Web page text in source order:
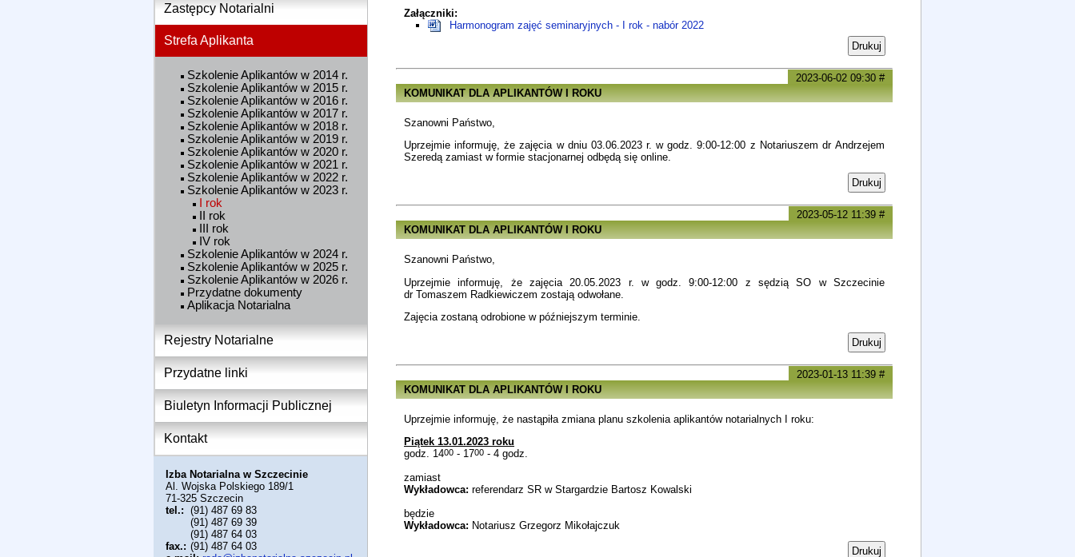
Zastępcy Notarialni
Strefa Aplikanta
Szkolenie Aplikantów w 2014 r.
Szkolenie Aplikantów w 2015 r.
Szkolenie Aplikantów w 2016 r.
Szkolenie Aplikantów w 2017 r.
Szkolenie Aplikantów w 2018 r.
Szkolenie Aplikantów w 2019 r.
Szkolenie Aplikantów w 2020 r.
Szkolenie Aplikantów w 2021 r.
Szkolenie Aplikantów w 2022 r.
Szkolenie Aplikantów w 2023 r.
I rok
II rok
III rok
IV rok
Szkolenie Aplikantów w 2024 r.
Szkolenie Aplikantów w 2025 r.
Szkolenie Aplikantów w 2026 r.
Przydatne dokumenty
Aplikacja Notarialna
Rejestry Notarialne
Przydatne linki
Biuletyn Informacji Publicznej
Kontakt
Izba Notarialna w Szczecinie
Al. Wojska Polskiego 189/1
71-325 Szczecin
tel.: (91) 487 69 83
(91) 487 69 39
(91) 487 64 03
fax.: (91) 487 64 03
Załączniki:
Harmonogram zajęć seminaryjnych - I rok - nabór 2022
Drukuj
2023-06-02 09:30 #
KOMUNIKAT DLA APLIKANTÓW I ROKU
Szanowni Państwo,
Uprzejmie informuję, że zajęcia w dniu 03.06.2023 r. w godz. 9:00-12:00 z Notariuszem dr Andrzejem
Szeredą zamiast w formie stacjonarnej odbędą się online.
Drukuj
2023-05-12 11:39 #
KOMUNIKAT DLA APLIKANTÓW I ROKU
Szanowni Państwo,
Uprzejmie informuję, że zajęcia 20.05.2023 r. w godz. 9:00-12:00 z sędzią SO w Szczecinie
dr Tomaszem Radkiewiczem zostają odwołane.
Zajęcia zostaną odrobione w późniejszym terminie.
Drukuj
2023-01-13 11:39 #
KOMUNIKAT DLA APLIKANTÓW I ROKU
Uprzejmie informuję, że nastąpiła zmiana planu szkolenia aplikantów notarialnych I roku:
Piątek 13.01.2023 roku
godz. 1400 - 1700 - 4 godz.
zamiast
Wykładowca: referendarz SR w Stargardzie Bartosz Kowalski
będzie
Wykładowca: Notariusz Grzegorz Mikołajczuk
Drukuj